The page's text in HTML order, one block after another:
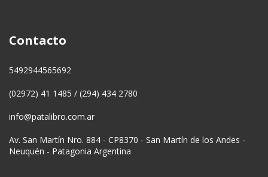
Contacto
5492944565692
(02972) 41 1485 / (294) 434 2780
info@patalibro.com.ar
Av. San Martín Nro. 884 - CP8370 - San Martín de los Andes -
Neuquén - Patagonia Argentina